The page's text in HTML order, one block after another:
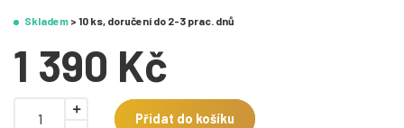
Skladem > 10 ks, doručení do 2-3 prac. dnů
1 390 Kč
Přidat do košíku